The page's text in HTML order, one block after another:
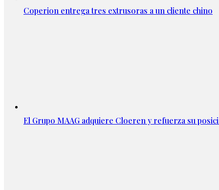
Coperion entrega tres extrusoras a un cliente chino
El Grupo MAAG adquiere Cloeren y refuerza su